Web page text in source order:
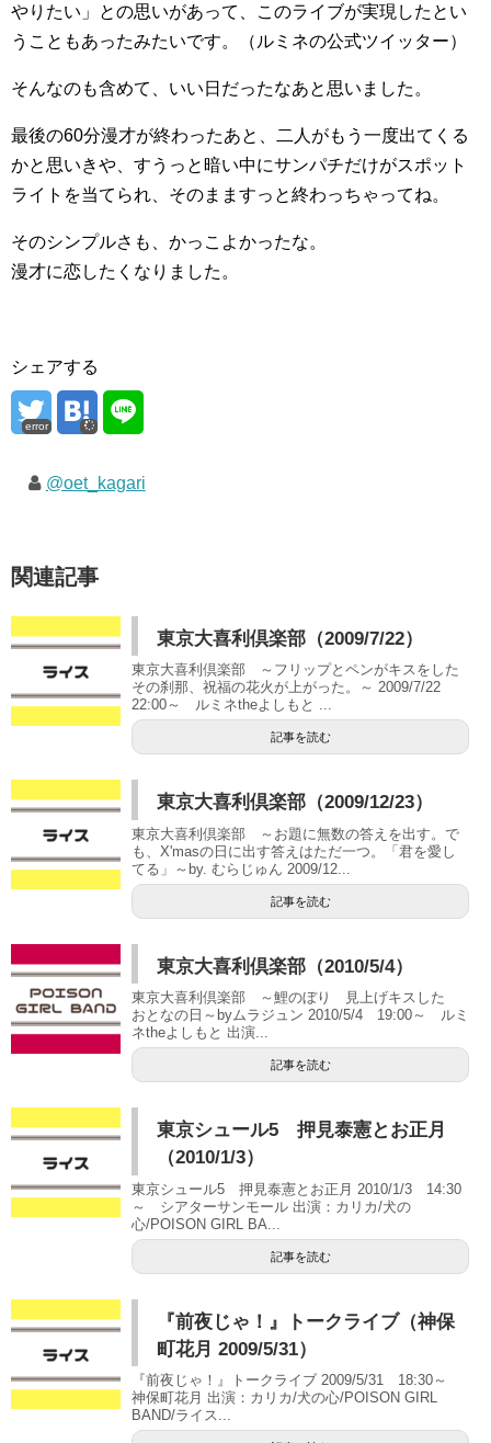
やりたい」との思いがあって、このライブが実現したとい
うこともあったみたいです。（ルミネの公式ツイッター）
そんなのも含めて、いい日だったなあと思いました。
最後の60分漫才が終わったあと、二人がもう一度出てくる
かと思いきや、すうっと暗い中にサンパチだけがスポット
ライトを当てられ、そのまますっと終わっちゃってね。
そのシンプルさも、かっこよかったな。
漫才に恋したくなりました。
シェアする
error
@oet_kagari
関連記事
東京大喜利倶楽部（2009/7/22）
東京大喜利倶楽部 ～フリップとペンがキスをした
その刹那、祝福の花火が上がった。～ 2009/7/22
22:00～ ルミネtheよしもと ...
記事を読む
東京大喜利倶楽部（2009/12/23）
東京大喜利倶楽部 ～お題に無数の答えを出す。で
も、X'masの日に出す答えはただ一つ。「君を愛し
てる」～by. むらじゅん 2009/12...
記事を読む
東京大喜利倶楽部（2010/5/4）
東京大喜利倶楽部 ～鯉のぼり 見上げキスした
おとなの日～byムラジュン 2010/5/4 19:00～ ルミ
ネtheよしもと 出演...
記事を読む
東京シュール5 押見泰憲とお正月
（2010/1/3）
東京シュール5 押見泰憲とお正月 2010/1/3 14:30
～ シアターサンモール 出演：カリカ/犬の
心/POISON GIRL BA...
記事を読む
『前夜じゃ！』トークライブ（神保
町花月 2009/5/31）
『前夜じゃ！』トークライブ 2009/5/31 18:30～
神保町花月 出演：カリカ/犬の心/POISON GIRL
BAND/ライス...